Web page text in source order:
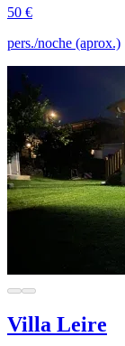
50 €
pers./noche (aprox.)
Villa Leire